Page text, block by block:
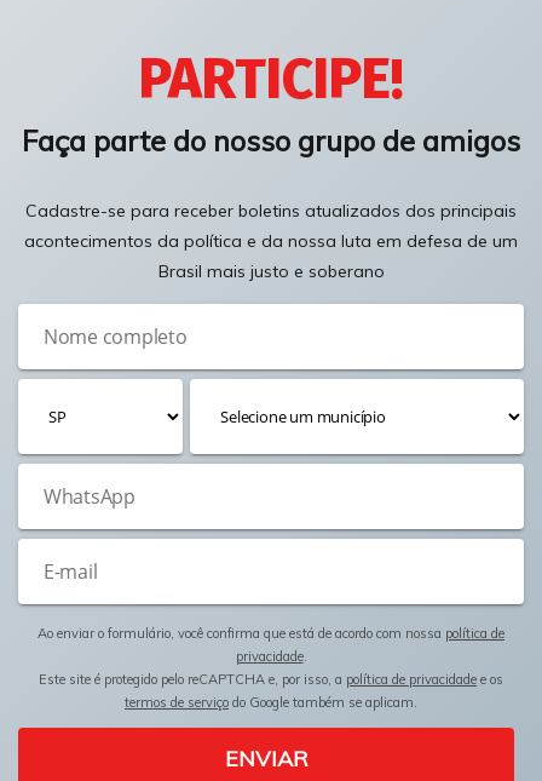
PARTICIPE!
Faça parte do nosso grupo de amigos
Cadastre-se para receber boletins atualizados dos principais
acontecimentos da política e da nossa luta em defesa de um
Brasil mais justo e soberano
Ao enviar o formulário, você confirma que está de acordo com nossa política de
privacidade.
Este site é protegido pelo reCAPTCHA e, por isso, a política de privacidade e os
termos de serviço do Google também se aplicam.
ENVIAR